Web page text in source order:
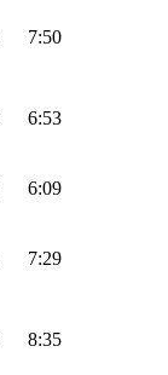
7:50
6:53
6:09
7:29
8:35